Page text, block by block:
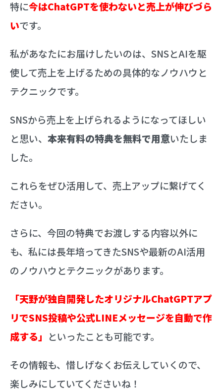
特に今はChatGPTを使わないと売上が伸びづら
いです。
私があなたにお届けしたいのは、SNSとAIを駆
使して売上を上げるための具体的なノウハウと
テクニックです。
SNSから売上を上げられるようになってほしい
と思い、 本来有料の特典を無料で用意いたしま
した。
これらをぜひ活用して、売上アップに繋げてく
ださい。
さらに、今回の特典でお渡しする内容以外に
も、私には長年培ってきたSNSや最新のAI活用
のノウハウとテクニックがあります。
「天野が独自開発したオリジナルChatGPTアプ
リでSNS投稿や公式LINEメッセージを自動で作
成する」 といったことも可能です。
その情報も、惜しげなくお伝えしていくので、
楽しみにしていてくださいね！